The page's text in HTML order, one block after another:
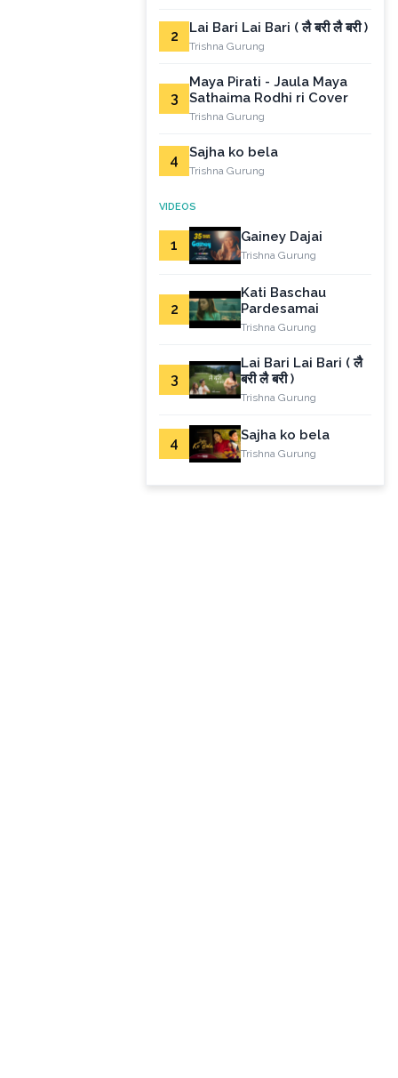
2 Lai Bari Lai Bari ( लै बरी लै बरी )
Trishna Gurung
3
Maya Pirati - Jaula Maya
Sathaima Rodhi ri Cover
Trishna Gurung
4 Sajha ko bela
Trishna Gurung
VIDEOS
1 Gainey Dajai
Trishna Gurung
2
Kati Baschau
Pardesamai
Trishna Gurung
3
Lai Bari Lai Bari ( लै
बरी लै बरी )
Trishna Gurung
4 Sajha ko bela
Trishna Gurung